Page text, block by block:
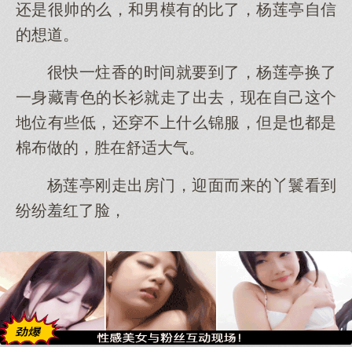
还是很帅的么，和男模有的比了，杨莲亭自信
的想道。
很快一炷香的时间就要到了，杨莲亭换了
一身藏青色的长衫就走了出去，现在自己这个
地位有些低，还穿不上什么锦服，但是也都是
棉布做的，胜在舒适大气。
杨莲亭刚走出房门，迎面而来的丫鬟看到
纷纷羞红了脸，